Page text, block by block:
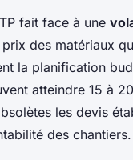
fait face à une
des matériaux
la planification
atteindre 15 à
les devis
des chantiers.